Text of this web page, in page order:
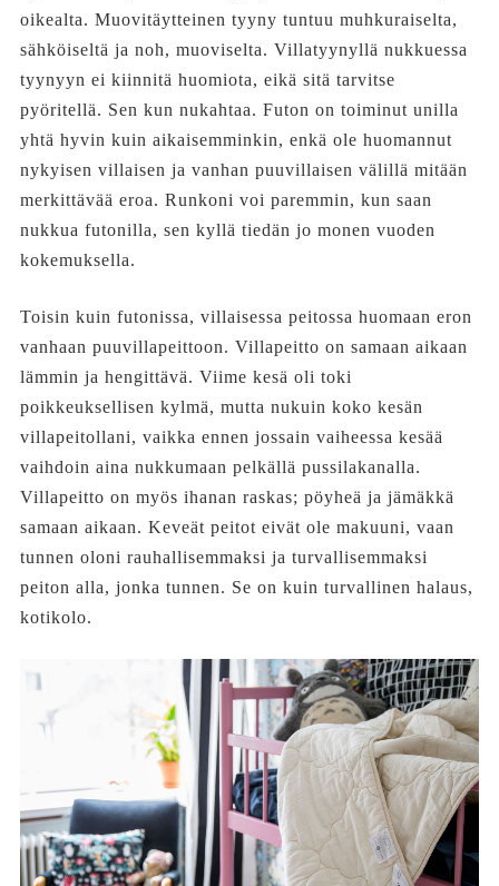
oikealta. Muovitäytteinen tyyny tuntuu muhkuraiselta,
sähköiseltä ja noh, muoviselta. Villatyynyllä nukkuessa
tyynyyn ei kiinnitä huomiota, eikä sitä tarvitse
pyöritellä. Sen kun nukahtaa. Futon on toiminut unilla
yhtä hyvin kuin aikaisemminkin, enkä ole huomannut
nykyisen villaisen ja vanhan puuvillaisen välillä mitään
merkittävää eroa. Runkoni voi paremmin, kun saan
nukkua futonilla, sen kyllä tiedän jo monen vuoden
kokemuksella.
Toisin kuin futonissa, villaisessa peitossa huomaan eron
vanhaan puuvillapeittoon. Villapeitto on samaan aikaan
lämmin ja hengittävä. Viime kesä oli toki
poikkeuksellisen kylmä, mutta nukuin koko kesän
villapeitollani, vaikka ennen jossain vaiheessa kesää
vaihdoin aina nukkumaan pelkällä pussilakanalla.
Villapeitto on myös ihanan raskas; pöyheä ja jämäkkä
samaan aikaan. Keveät peitot eivät ole makuuni, vaan
tunnen oloni rauhallisemmaksi ja turvallisemmaksi
peiton alla, jonka tunnen. Se on kuin turvallinen halaus,
kotikolo.